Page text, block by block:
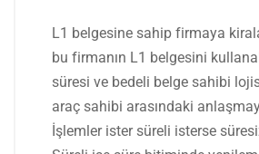
L1 belgesine sahip firmaya
bu firmanın L1 belgesini
süresi ve bedeli belge sahibi
araç sahibi arasındaki
İşlemler ister süreli isterse